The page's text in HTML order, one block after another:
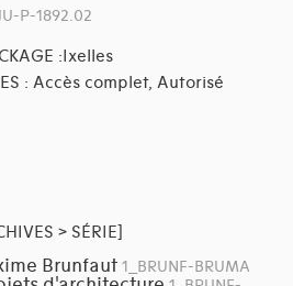
P-1892.02
:Ixelles
: Accès complet, Autorisé
> SÉRIE]
Brunfaut 1_BRUNF-BRUMA